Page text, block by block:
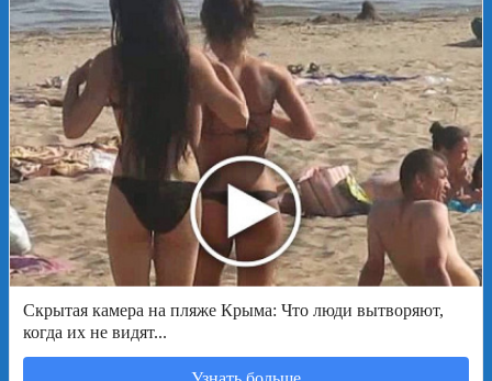
Скрытая камера на пляже Крыма: Что люди вытворяют,
когда их не видят...